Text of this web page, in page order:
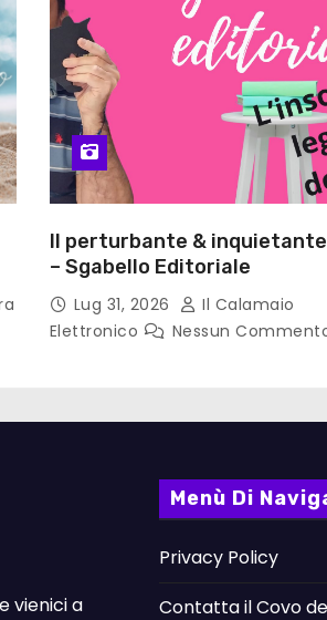
Il perturbante & inquietante
– Sgabello Editoriale
Lug 31, 2026
Il Calamaio
Elettronico
Nessun
vienici a
Menù Di
Privacy Policy
Contatta il Covo